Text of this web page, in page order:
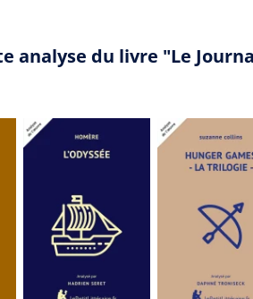
analyse du livre "Le